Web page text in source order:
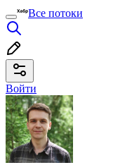
Все потоки
Войти